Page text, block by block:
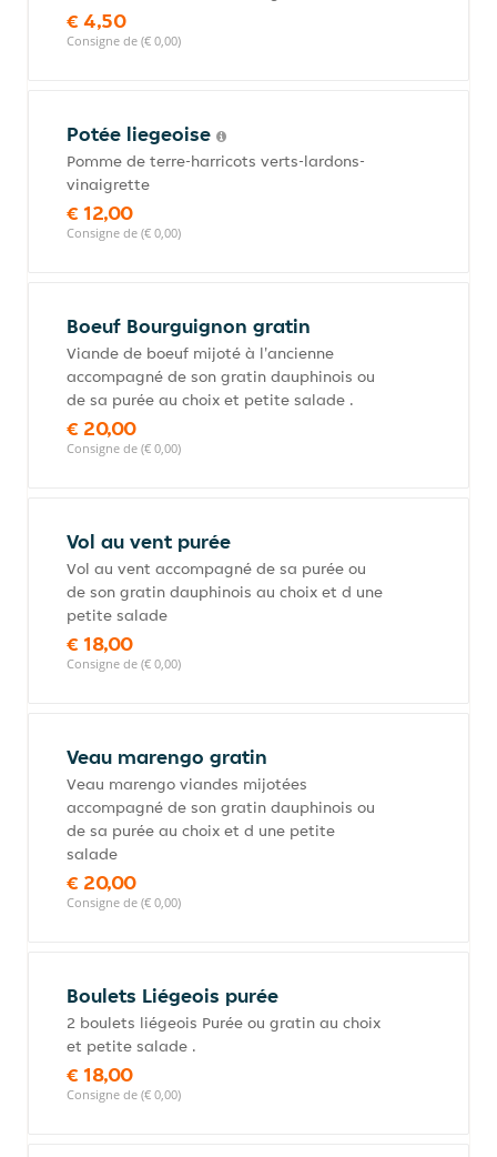
€ 4,50
Consigne de (€ 0,00)
Potée liegeoise
Pomme de terre-harricots verts-lardons-
vinaigrette
€ 12,00
Consigne de (€ 0,00)
Boeuf Bourguignon gratin
Viande de boeuf mijoté à l'ancienne
accompagné de son gratin dauphinois ou
de sa purée au choix et petite salade .
€ 20,00
Consigne de (€ 0,00)
Vol au vent purée
Vol au vent accompagné de sa purée ou
de son gratin dauphinois au choix et d une
petite salade
€ 18,00
Consigne de (€ 0,00)
Veau marengo gratin
Veau marengo viandes mijotées
accompagné de son gratin dauphinois ou
de sa purée au choix et d une petite
salade
€ 20,00
Consigne de (€ 0,00)
Boulets Liégeois purée
2 boulets liégeois Purée ou gratin au choix
et petite salade .
€ 18,00
Consigne de (€ 0,00)